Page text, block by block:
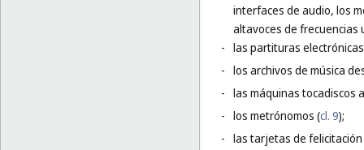
interfaces de audio, los
altavoces de frecuencias
- las partituras
- los archivos de música
- las máquinas tocadiscos
- los metrónomos (cl. 9);
- las tarjetas de felicitación